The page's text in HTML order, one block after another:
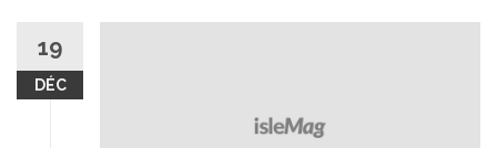
19
DÉC